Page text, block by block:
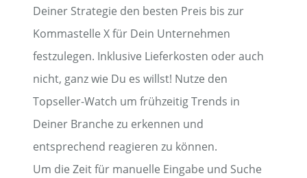
Deiner Strategie den besten Preis bis zur
Kommastelle X für Dein Unternehmen
festzulegen. Inklusive Lieferkosten oder auch
nicht, ganz wie Du es willst! Nutze den
Topseller-Watch um frühzeitig Trends in
Deiner Branche zu erkennen und
entsprechend reagieren zu können.
Um die Zeit für manuelle Eingabe und Suche